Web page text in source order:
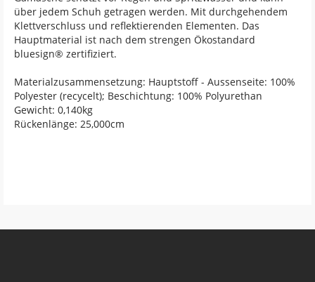
über jedem Schuh getragen werden. Mit durchgehendem
Klettverschluss und reflektierenden Elementen. Das
Hauptmaterial ist nach dem strengen Ökostandard
bluesign® zertifiziert.
Materialzusammensetzung: Hauptstoff - Aussenseite: 100%
Polyester (recycelt); Beschichtung: 100% Polyurethan
Gewicht: 0,140kg
Rückenlänge: 25,000cm